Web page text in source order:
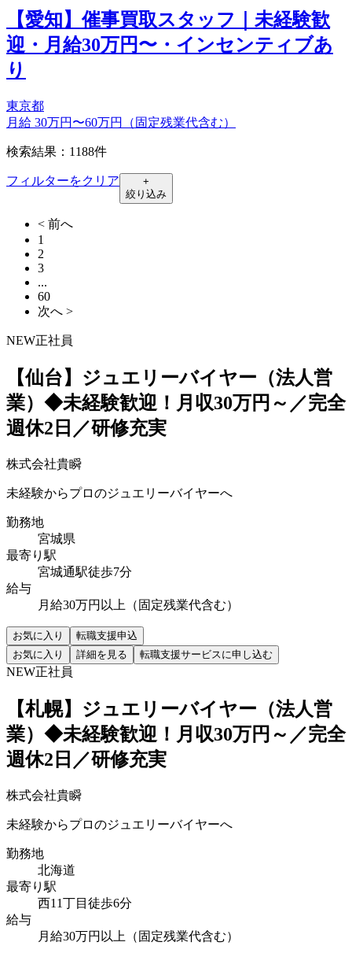
【愛知】催事買取スタッフ｜未経験歓
迎・月給30万円〜・インセンティブあ
り
東京都
月給 30万円〜60万円（固定残業代含む）
検索結果：1188件
フィルターをクリア
+
絞り込み
< 前へ
1
2
3
...
60
次へ >
NEW正社員
【仙台】ジュエリーバイヤー（法人営
業）◆未経験歓迎！月収30万円～／完全
週休2日／研修充実
株式会社貴瞬
未経験からプロのジュエリーバイヤーへ
勤務地
宮城県
最寄り駅
宮城通駅徒歩7分
給与
月給30万円以上（固定残業代含む）
お気に入り
転職支援申込
お気に入り
詳細を見る 転職支援サービスに申し込む
NEW正社員
【札幌】ジュエリーバイヤー（法人営
業）◆未経験歓迎！月収30万円～／完全
週休2日／研修充実
株式会社貴瞬
未経験からプロのジュエリーバイヤーへ
勤務地
北海道
最寄り駅
西11丁目徒歩6分
給与
月給30万円以上（固定残業代含む）